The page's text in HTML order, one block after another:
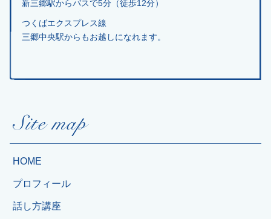
新三郷駅からバスで5分（徒歩12分）
つくばエクスプレス線
三郷中央駅からもお越しになれます。
HOME
プロフィール
話し方講座